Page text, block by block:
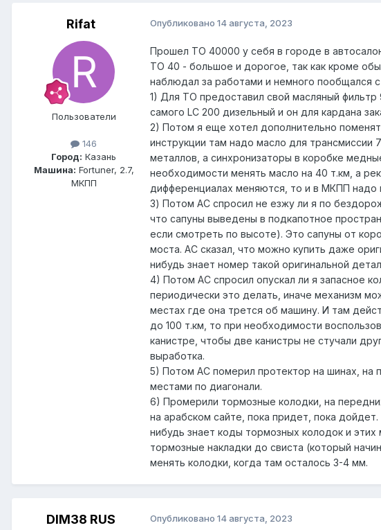
Rifat
Пользователи
146
Город: Казань
Машина: Fortuner, 2.7,
МКПП
Опубликовано 14 августа, 2023
Прошел ТО 40000 у себя в городе в
ТО 40 - большое и дорогое, так как кроме
наблюдал за работами и немного пообщался
1) Для ТО предоставил свой масляный фильтр
самого LC 200 дизельный и он для кардана
2) Потом я еще хотел дополнительно
инструкции там надо масло для трансмиссии
металлов, а синхронизаторы в коробке
необходимости менять масло на 40 т.км, а
дифференциалах меняются, то и в МКПП надо
3) Потом АС спросил не езжу ли я по
что сапуны выведены в подкапотное
если смотреть по высоте). Это сапуны от
моста. АС сказал, что можно купить даже
нибудь знает номер такой оригинальной
4) Потом АС спросил опускал ли я запасное
периодически это делать, иначе механизм
местах где она трется об машину. И там
до 100 т.км, то при необходимости
канистре, чтобы две канистры не стучали
выработка.
5) Потом АС померил протектор на шинах, на
местами по диагонали.
6) Промерили тормозные колодки, на
на арабском сайте, пока придет, пока
нибудь знает коды тормозных колодок и
тормозные накладки до свиста (который
менять колодки, когда там осталось 3-4 мм.
DIM38 RUS Опубликовано 14 августа, 2023